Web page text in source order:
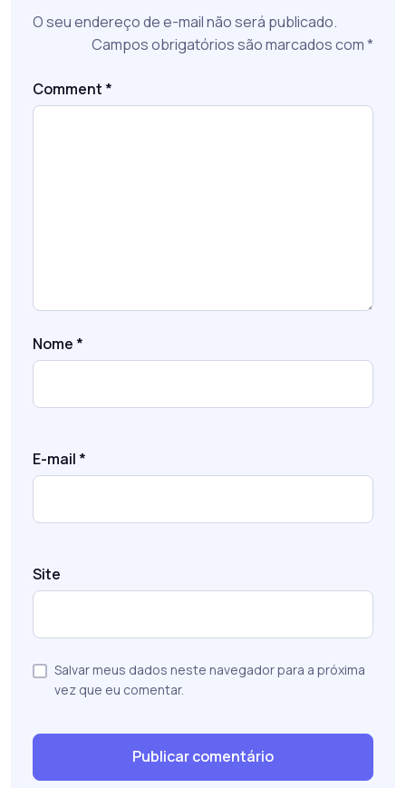
O seu endereço de e-mail não será publicado.
Campos obrigatórios são marcados com*
Comment *
Nome *
E-mail *
Site
Salvar meus dados neste navegador para a próxima
vez que eu comentar.